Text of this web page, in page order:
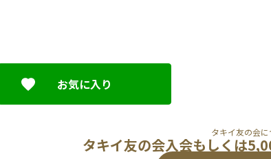
お気に入り
タキイ友の会
タキイ友の会入会もしくは